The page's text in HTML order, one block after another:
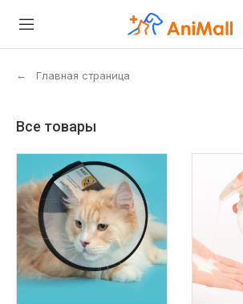
← Главная страница
Все товары